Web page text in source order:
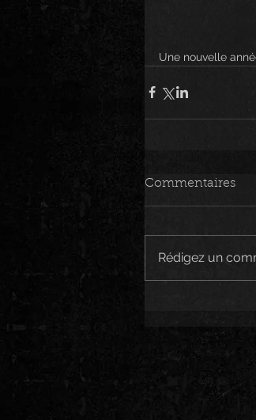
Une nouvelle
Commentaires
Rédigez un